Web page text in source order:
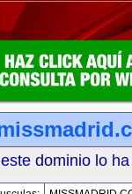
dominio lo